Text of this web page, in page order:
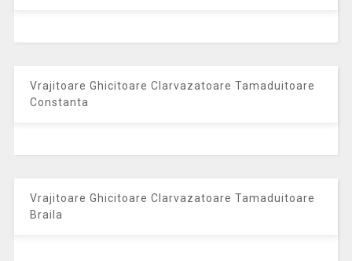
Vrajitoare Ghicitoare Clarvazatoare Tamaduitoare
Constanta
Vrajitoare Ghicitoare Clarvazatoare Tamaduitoare
Braila